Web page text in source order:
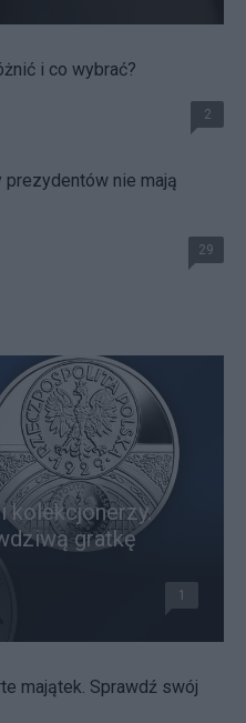
i co wybrać?
2
prezydentów nie mają
29
kolekcjonerzy.
gratkę
1
majątek. Sprawdź swój